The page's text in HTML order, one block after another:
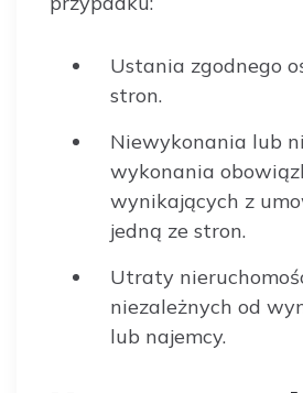
Ustania zgodnego
stron.
Niewykonania lub
wykonania
wynikających z
jedną ze stron.
Utraty
niezależnych od
lub najemcy.